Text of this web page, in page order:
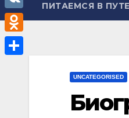
ПИТАЕМСЯ В
UNCATEGORISED
A
l
e
g
i
b
e
V
K
O